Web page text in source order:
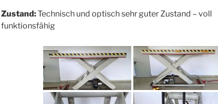
Zustand:Technisch und optisch sehr guter Zustand – voll
funktionsfähig